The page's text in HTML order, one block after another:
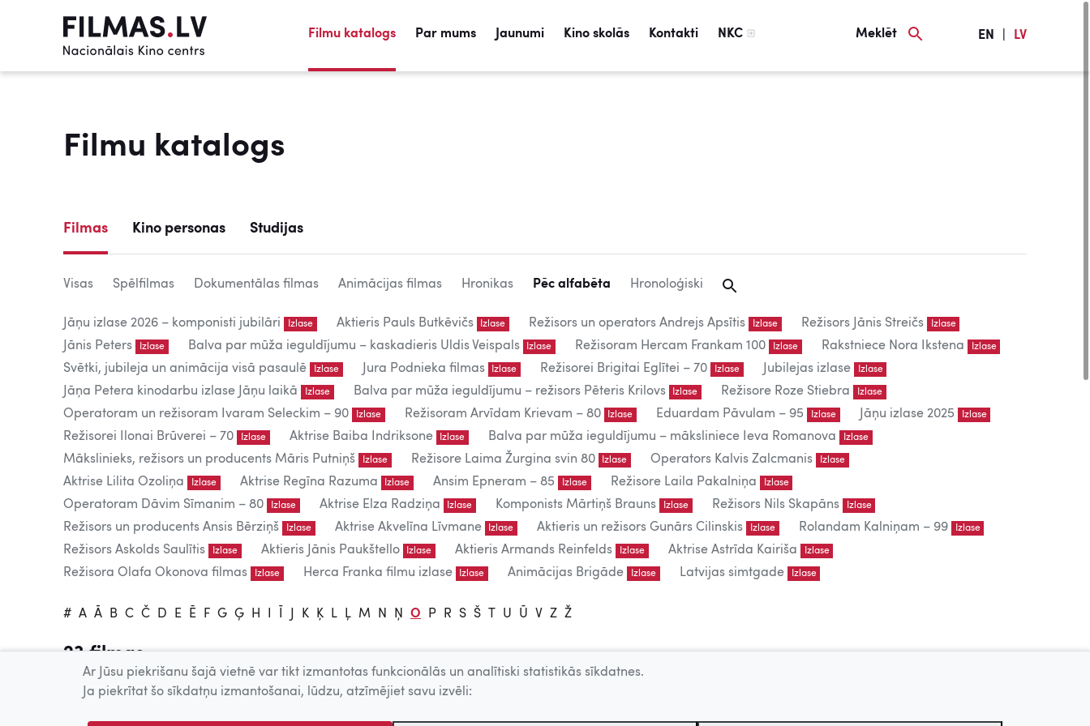
Filmu katalogs Par mums Jaunumi Kino skolās Kontakti NKC Meklēt EN LV
Filmu katalogs
Filmas Kino personas Studijas
Visas Spēlfilmas Dokumentālas filmas Animācijas filmas Hronikas Pēc alfabēta Hronoloģiski
Jāņu izlase 2026 – komponisti jubilāri Izlase Aktieris Pauls Butkēvičs Izlase Režisors un operators Andrejs Apsītis Izlase Režisors Jānis Streičs Izlase
Jānis Peters Izlase Balva par mūža ieguldījumu – kaskadieris Uldis Veispals Izlase Režisoram Hercam Frankam 100 Izlase Rakstniece Nora Ikstena Izlase
Svētki, jubileja un animācija visā pasaulē Izlase Jura Podnieka filmas Izlase Režisorei Brigitai Eglītei – 70 Izlase Jubilejas izlase Izlase
Jāņa Petera kinodarbu izlase Jāņu laikā Izlase Balva par mūža ieguldījumu – režisors Pēteris Krilovs Izlase Režisore Roze Stiebra Izlase
Operatoram un režisoram Ivaram Seleckim – 90 Izlase Režisoram Arvīdam Krievam – 80 Izlase Eduardam Pāvulam – 95 Izlase Jāņu izlase 2025 Izlase
Režisorei Ilonai Brūverei – 70 Izlase Aktrise Baiba Indriksone Izlase Balva par mūža ieguldījumu – māksliniece Ieva Romanova Izlase
Mākslinieks, režisors un producents Māris Putniņš Izlase Režisore Laima Žurgina svin 80 Izlase Operators Kalvis Zalcmanis Izlase
Aktrise Lilita Ozoliņa Izlase Aktrise Regīna Razuma Izlase Ansim Epneram – 85 Izlase Režisore Laila Pakalniņa Izlase
Operatoram Dāvim Sīmanim – 80 Izlase Aktrise Elza Radziņa Izlase Komponists Mārtiņš Brauns Izlase Režisors Nils Skapāns Izlase
Režisors un producents Ansis Bērziņš Izlase Aktrise Akvelīna Līvmane Izlase Aktieris un režisors Gunārs Cilinskis Izlase Rolandam Kalniņam – 99 Izlase
Režisors Askolds Saulītis Izlase Aktieris Jānis Paukštello Izlase Aktieris Armands Reinfelds Izlase Aktrise Astrīda Kairiša Izlase
Režisora Olafa Okonova filmas Izlase Herca Franka filmu izlase Izlase Animācijas Brigāde Izlase Latvijas simtgade Izlase
# A Ā B C Č D E Ē F G Ģ H K Ķ L Ļ M N Ņ O P R S Š U Ū V Z Ž
23 filmas
Tiešsaistē publicētās filmas paredzētas tikai individuālai lietošanai.
Publiskai demonstrēšanai nepieciešama tiesību īpašnieku – producentu, AKKA/LAA u.c. atļaujas.
Ar Jūsu piekrišanu šajā vietnē var tikt izmantotas funkcionālās un analītiski statistikās sīkdatnes.
Ja piekrītat šo sīkdatņu izmantošanai, lūdzu, atzīmējiet savu izvēli: